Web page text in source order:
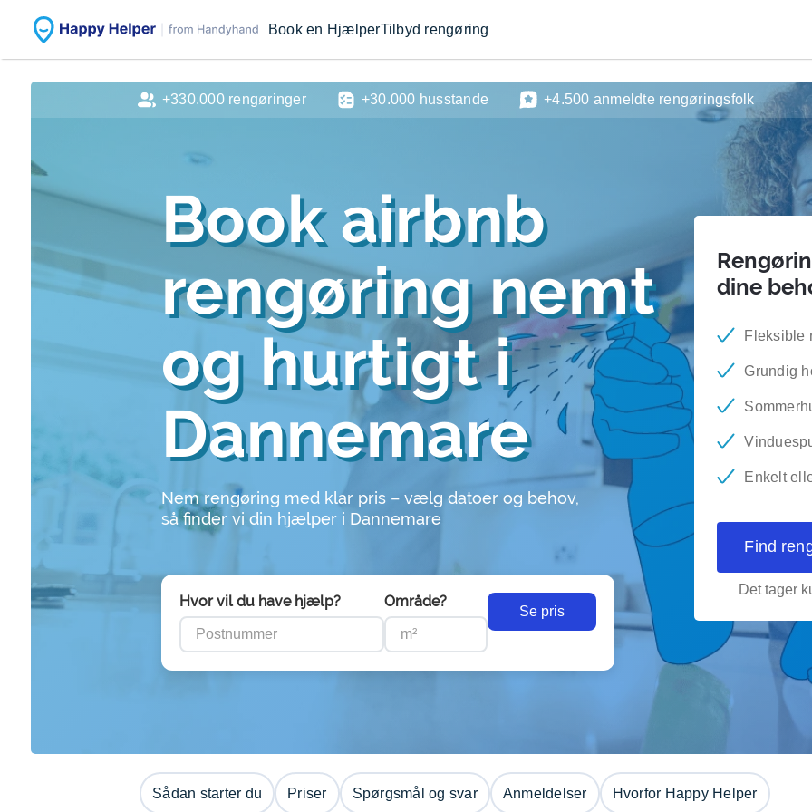
Book en HjælperTilbyd rengøring
Book airbnb
rengøring nemt
og hurtigt i
Dannemare
Nem rengøring med klar pris – vælg datoer og behov,
så finder vi din hjælper i Dannemare
Hvor vil du have hjælp? Område?
Se pris
dine
Fleksible
Grundig
Enkelt
Find
Det tager
+330.000 rengøringer +30.000 husstande +4.500 anmeldte rengøringsfolk
Sådan starter du Priser Spørgsmål og svar Anmeldelser Hvorfor Happy Helper